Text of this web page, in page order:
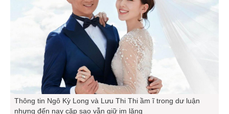
Thông tin Ngô Kỳ Long và Lưu Thi Thi ầm ĩ trong dư luận
nhưng đến nay cặp sao vẫn giữ im lặng